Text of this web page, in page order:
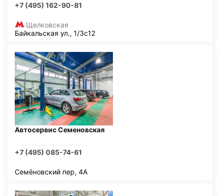
+7 (495) 162-90-81
Щелковская
Байкальская ул., 1/3с12
Автосервис Семеновская
+7 (495) 085-74-61
Семёновский пер, 4А